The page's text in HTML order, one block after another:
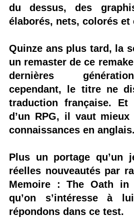
du dessus, des
élaborés, nets, colorés et
Quinze ans plus tard, la
un remaster de ce
dernières
cependant, le titre ne
traduction française. Et
d’un RPG, il vaut
connaissances en anglais.
Plus un portage qu’un
réelles nouveautés par
Memoire : The Oath in
qu’on s’intéresse à
répondons dans ce test.